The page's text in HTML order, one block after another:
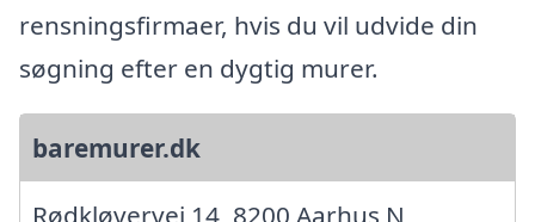
rensningsfirmaer, hvis du vil udvide din
søgning efter en dygtig murer.
baremurer.dk
Rødkløvervej 14, 8200 Aarhus N